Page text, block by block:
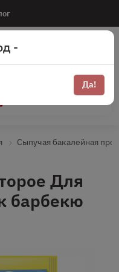
Сыпучая бакалейная
Для
барбекю
-
Да!